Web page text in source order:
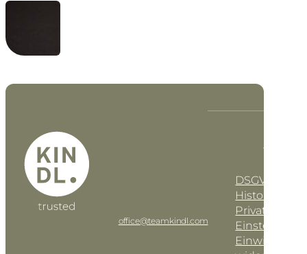
office@teamkindl.com
DSGVO-
Historie der
Privatsphäre-